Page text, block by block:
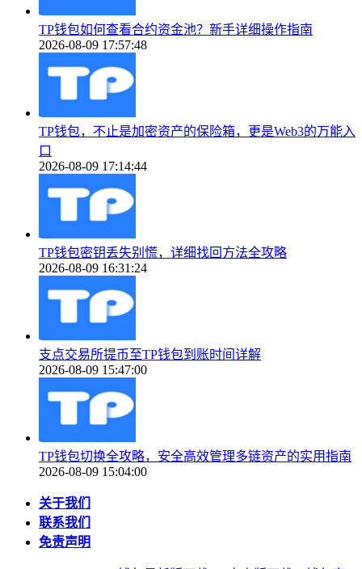
TP钱包如何查看合约资金池？新手详细操作指南
2026-08-09 17:57:48
TP钱包，不止是加密资产的保险箱，更是Web3的万能入
口
2026-08-09 17:14:44
TP钱包密钥丢失别慌，详细找回方法全攻略
2026-08-09 16:31:24
支点交易所提币至TP钱包到账时间详解
2026-08-09 15:47:00
TP钱包切换全攻略，安全高效管理多链资产的实用指南
2026-08-09 15:04:00
关于我们
联系我们
免责声明